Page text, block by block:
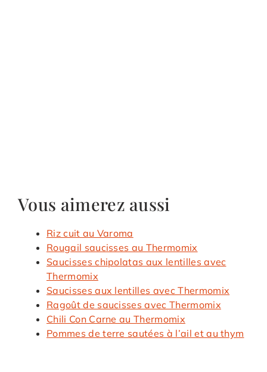
Vous aimerez aussi
Riz cuit au Varoma
Rougail saucisses au Thermomix
Saucisses chipolatas aux lentilles avec
Thermomix
Saucisses aux lentilles avec Thermomix
Ragoût de saucisses avec Thermomix
Chili Con Carne au Thermomix
Pommes de terre sautées à l’ail et au thym